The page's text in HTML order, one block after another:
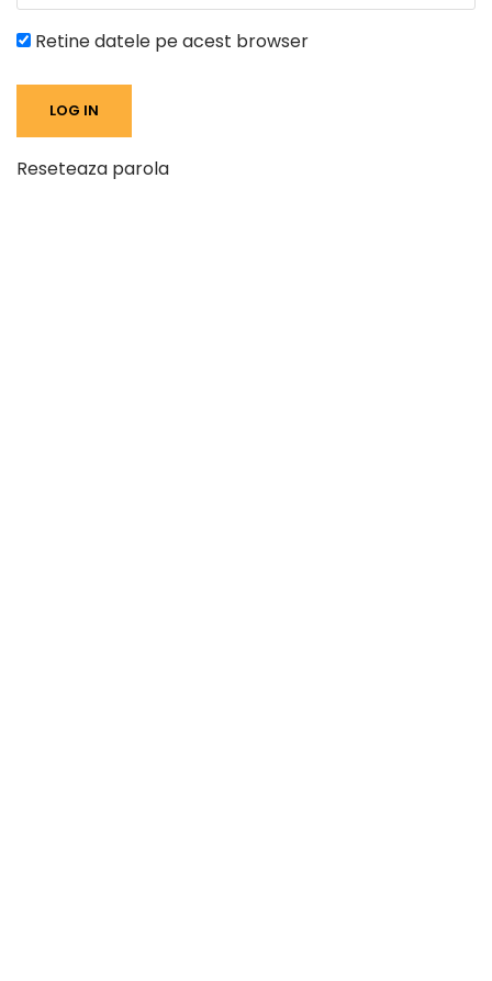
Retine datele pe acest browser
Reseteaza parola